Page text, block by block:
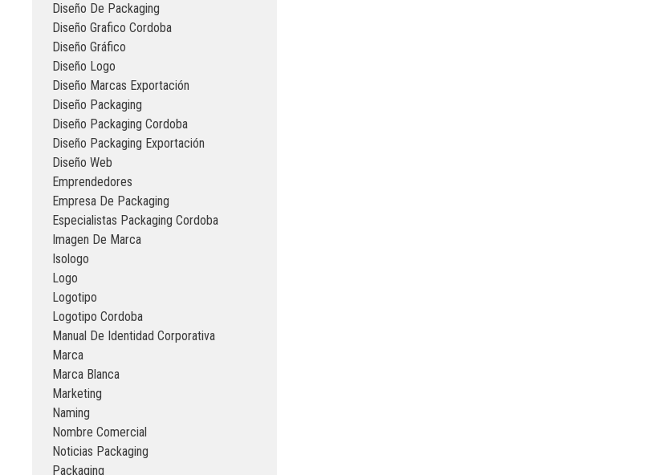
Diseño De Packaging
Diseño Grafico Cordoba
Diseño Gráfico
Diseño Logo
Diseño Marcas Exportación
Diseño Packaging
Diseño Packaging Cordoba
Diseño Packaging Exportación
Diseño Web
Emprendedores
Empresa De Packaging
Especialistas Packaging Cordoba
Imagen De Marca
Isologo
Logo
Logotipo
Logotipo Cordoba
Manual De Identidad Corporativa
Marca
Marca Blanca
Marketing
Naming
Nombre Comercial
Noticias Packaging
Packaging